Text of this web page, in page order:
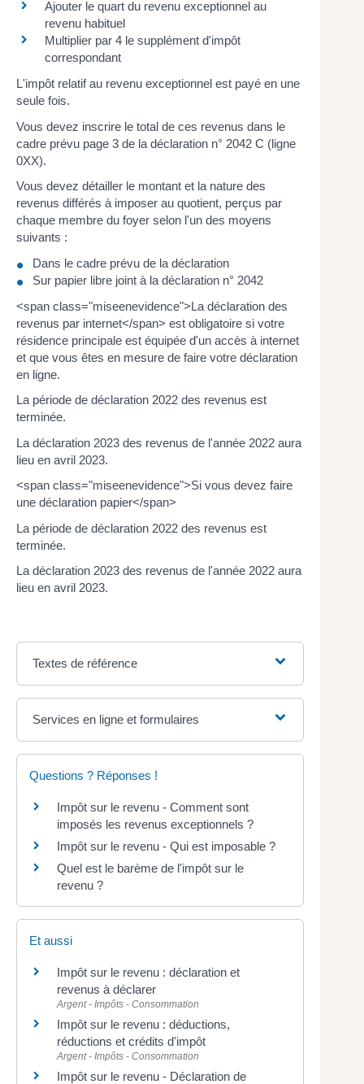
Ajouter le quart du revenu exceptionnel au
revenu habituel
Multiplier par 4 le supplément d'impôt
correspondant
L'impôt relatif au revenu exceptionnel est payé en une
seule fois.
Vous devez inscrire le total de ces revenus dans le
cadre prévu page 3 de la déclaration n° 2042 C (ligne
0XX).
Vous devez détailler le montant et la nature des
revenus différés à imposer au quotient, perçus par
chaque membre du foyer selon l'un des moyens
suivants :
Dans le cadre prévu de la déclaration
Sur papier libre joint à la déclaration n° 2042
<span class="miseenevidence">La déclaration des
revenus par internet</span> est obligatoire si votre
résidence principale est équipée d'un accès à internet
et que vous êtes en mesure de faire votre déclaration
en ligne.
La période de déclaration 2022 des revenus est
terminée.
La déclaration 2023 des revenus de l'année 2022 aura
lieu en avril 2023.
<span class="miseenevidence">Si vous devez faire
une déclaration papier</span>
La période de déclaration 2022 des revenus est
terminée.
La déclaration 2023 des revenus de l'année 2022 aura
lieu en avril 2023.
Textes de référence
Services en ligne et formulaires
Questions ? Réponses !
Impôt sur le revenu - Comment sont
imposés les revenus exceptionnels ?
Impôt sur le revenu - Qui est imposable ?
Quel est le barème de l'impôt sur le
revenu ?
Et aussi
Impôt sur le revenu : déclaration et
revenus à déclarer
Argent - Impôts - Consommation
Impôt sur le revenu : déductions,
réductions et crédits d'impôt
Argent - Impôts - Consommation
Impôt sur le revenu - Déclaration de